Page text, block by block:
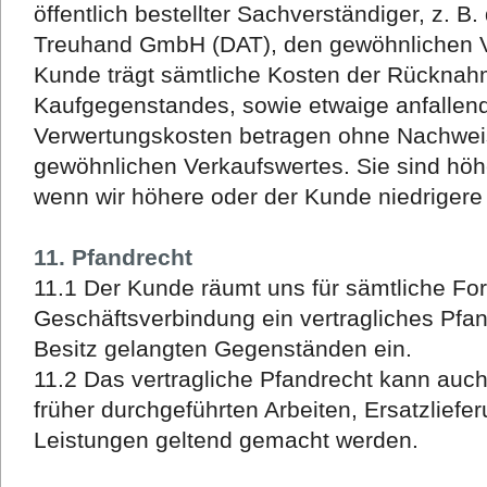
öffentlich bestellter Sachverständiger, z.
Treuhand GmbH (DAT), den gewöhnlichen
Kunde trägt sämtliche Kosten der
Kaufgegenstandes, sowie etwaige
Verwertungskosten betragen ohne
gewöhnlichen Verkaufswertes. Sie sind
wenn wir höhere oder der Kunde
11. Pfandrecht
11.1 Der Kunde räumt uns für sämtliche
Geschäftsverbindung ein vertragliches
Besitz gelangten Gegenständen ein.
11.2 Das vertragliche Pfandrecht kann
früher durchgeführten Arbeiten,
Leistungen geltend gemacht werden.